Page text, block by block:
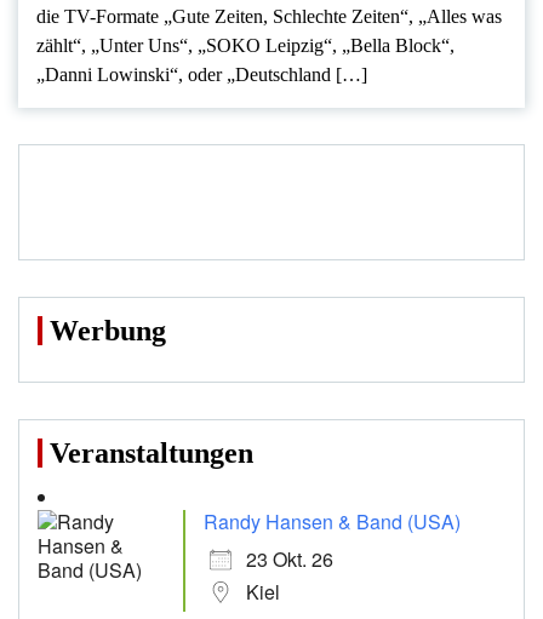
die TV-Formate „Gute Zeiten, Schlechte Zeiten“, „Alles was
zählt“, „Unter Uns“, „SOKO Leipzig“, „Bella Block“,
„Danni Lowinski“, oder „Deutschland […]
Werbung
Veranstaltungen
Randy Hansen & Band (USA)
23 Okt. 26
Kiel